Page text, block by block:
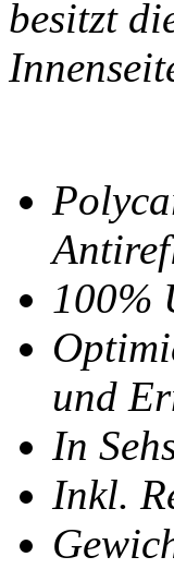
besitzt
100%
und
In
Inkl.